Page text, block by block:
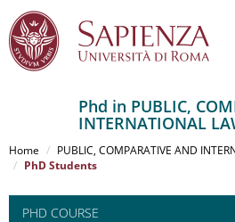
al
contenuto
Phd in PUBLIC,
INTERNATIONAL
Home
PUBLIC, COMPARATIVE AND
PhD Students
PHD COURSE